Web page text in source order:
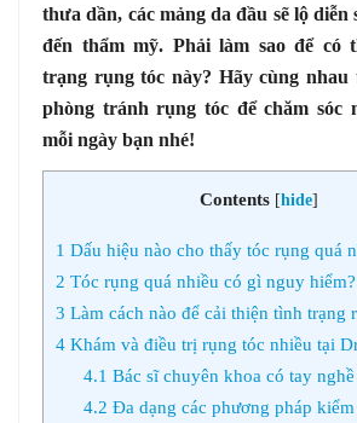
thưa dần, các mảng da đầu sẽ lộ diễn
đến thẩm mỹ. Phải làm sao để có
trạng rụng tóc này? Hãy cùng
phòng tránh rụng tóc để chăm sóc
mỗi ngày bạn nhé!
Contents [hide]
1 Dấu hiệu nào cho thấy tóc rụng quá
2 Tóc rụng quá nhiều có gì nguy hiểm?
3 Làm cách nào để cải thiện tình trạng
4 Khám và điều trị rụng tóc nhiều tại
4.1 Bác sĩ chuyên khoa có tay nghề
4.2 Đa dạng các phương pháp